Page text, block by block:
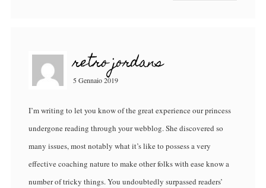
retro jordans
5 Gennaio 2019
I’m writing to let you know of the great experience our princess
undergone reading through your webblog. She discovered so
many issues, most notably what it’s like to possess a very
effective coaching nature to make other folks with ease know a
number of tricky things. You undoubtedly surpassed readers’